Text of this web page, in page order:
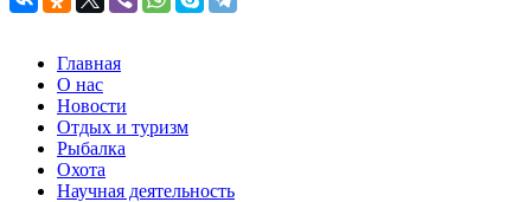
Главная
О нас
Новости
Отдых и туризм
Рыбалка
Охота
Научная деятельность